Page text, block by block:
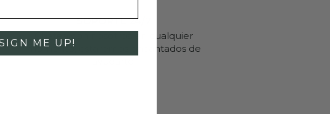
SOPORTE 24/7
Chatea con nosotros en cualquier
momento, estaremos encantados de
ME UP!